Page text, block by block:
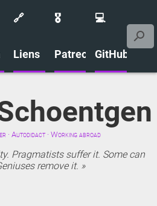
🔗
Liens
🎖️
Patreon
💻
GitHub
· Autodidact · Working abroad
Pragmatists suffer it. Some can
remove it.